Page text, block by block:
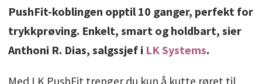
PushFit-koblingen opptil 10 ganger, perfekt for
trykkprøving. Enkelt, smart og holdbart, sier
Anthoni R. Dias, salgssjef i LK Systems.
Med LK PushFit trenger du kun å kutte røret til